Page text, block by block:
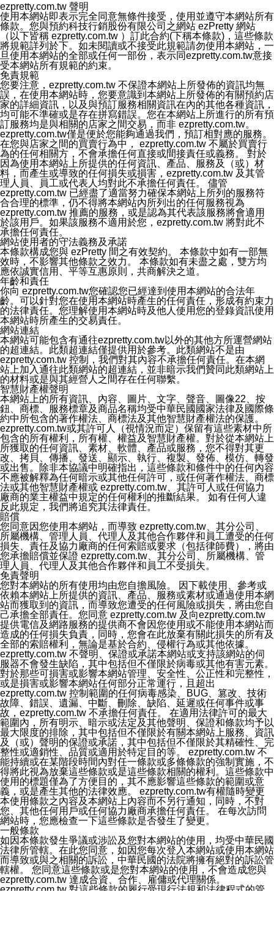
人及相關利害關係人之權益、售後服務、經營合於營業登
記項目或組織章程所定之業務及執行職務或業務之必要範
圍內等以及為本公司行銷等目的，依照各該服務之性質，
蒐集、處理及利用您的個人資料。
2.本公司僅蒐集為執行上述特定目的所必要提供之個人資
料，並在前揭特定目的存續期間及法令規定之期間內，以
有利於達成前揭特定目的之方式(包括但不限於電腦處理、
郵寄、電話、傳真)，於中華民國境內及法令許可之範圍內
加以處理及利用。
七、資料安全性
1、本公司ezPretty網站平台使用企業標準慣例來保護您個
人辨認資料的秘密性，特別使用最高等級亞馬遜機房及防
火牆來強化資訊安全，防止駭客攻擊以及異地備援。
2.本公司ezPretty網站將資料視為必須保護其免於滅失及未
經授權而存取的資產，本公司使用多項安全措施以保護此
類資料免於公司內外部的會員未經授權的存取。
八、查詢或更正的方式
用戶個人資料有變更、或發現個人資料不正確的時候，可
以隨時在本公司ezPretty網站中要求更正，包括要求停止
寄發相關訊息等。
九、Instagram貼文同步功能
您可以透過ezPretty店家系統後台所提供Instagram貼文同
步功能，來將Instagram的貼文同步到 ezPretty 的作品集，
使用此功能您需要授權本公司存取您的Instagram帳號，您
的授權將僅用於同步您的貼文至店家系統。
十、取消Instagram授權方式
如果您有使用ezPretty網站所提供Instagram貼文同步功
能，您可以於任何時間取消您的 Instagram 授權，只需要
透過電子郵件和服務人員聯絡，本公司會盡快清除您的授
權資料，或是您可以登入店家系統後台使用取消授權功
能，系統將立即清除您的授權資料，並完全清除您透過此
功能所同步的Instagram貼文。
十一、取消帳號資料方式
如果您有使用本公司ezPretty網站所提供功能，您可以於
任何時間取消您的帳號或是資料，只需要透過電子郵件( e-
mail:[email protected])和服務人員聯絡，本公司會盡快清
除您的帳號和相關資料。
十二、隱私權聲明的更新
本公司將不定時更新隱私權聲明，以反映服務的變更和顧
客的意見反應。當本公司更新此隱私權聲明，您將在
ezPretty網站 首頁上看到隱私權聲明連結旁的 "updated"
註記。如果聲明的內容有所變更，或是處理您個人資訊的
方式有所變動，本公司一定會先更新隱私權聲明才會接著
執行該項變更措施。本公司鼓勵您定期檢視隱私權聲明，
以得知 ezPretty 網站如何保護您的個人資訊。
十三、自我保護措施
請妥善保管您的使用者名稱、密碼及個人資料，不要提供
給任何人。在您完成個人化服務之使用後，請務必記得登
出帳號。若您是與他人共享電腦或使用公共電腦，切記要
關閉瀏覽器視窗，以防止他人讀取您的個人資料、信件或
進入所機關管理區。
十四、傳送宣傳本站資訊或電子郵件之政策
您同意本公司網站，透過您所提供的郵件地址與您取得聯
絡並傳送或宣傳本網站各項服務之資料或電子郵件供您參
考。您能依照該資料或電子郵件所指示之方法、說明或功
能連結，隨時停止接收這些資料或電子郵件。
十五、訊息通知
本公司/本服務將以通知型訊息傳送重要訊息給您。即使未
加入本公司/本服務好友，您仍可接收到通知型訊息。
本公司/本服務傳送之通知型訊息以對您有效且重要的訊息
為限，以廣告或其他目的的訊息皆不會被傳送。滿足以下
三個條件者，將可收到通知型訊息。
1.LINE 帳號設定的電話號碼與本公司/本服務所傳來的電
話號碼比對相符。
2.該 LINE 帳號已在 LINE APP 設定中，同意接收通知型
訊息。
3.LINE 帳號未封鎖傳送訊息之 LINE 官方帳號。
欲變更通知型訊息的設定，操作如下：
1.點選「主頁」＞「設定」
2.點選「隱私設定」
3.點選「提供使用資料」
4.點選「LINE通知型訊息」
5.開關「接收LINE通知型訊息」
❗️關閉「接收通知型訊息」後，將不會接收到來自任何企業
官方帳號或認證官方帳號的通知型訊息。
ezpretty.com.tw 聲明
使用本網站即表示完全同意無條件接受，使用並遵守本網站所有
條款。您與預約科技行銷股份有限公司之網站 ezPretty 網站
（以下皆稱 ezpretty.com.tw ）訂此合約(下稱本條款)，這些條款
將規範詳列於下。如未閱讀或不接受此規範請勿使用本網站，一
旦使用本網站的全部或任何一部份，表示同ezpretty.com.tw意接
受本網站所有規範的約束。
免責規範
您要注意，ezpretty.com.tw 不保證本網站上所發佈的資訊均無
誤，在使用本網站時，您要意識到本網站上所發佈的有關預約店
家的詳細資訊，以及與預訂服務相關資訊在內的其他各種資訊，
均可能不準確或是存在拼寫錯誤。您在本網站上所進行的所有預
訂服務均是與相關的店家之間交易，而非 ezpretty.com.tw。
ezpretty.com.tw僅是便於您能夠通過我們，預訂相對應的服務。
在您與店家之間的買賣行為中， ezpretty.com.tw 不屬於買賣行
為的任何相關方，不會承擔任何直接或間接責任或義務。 對於
因為使用本網站上所提供的任何資訊、產品、服務及（或）材
料，而產生或導致的任何損失或損害，ezpretty.com.tw 及其管
理人員、員工或代表人均對此不承擔任何責任。 儘管
ezpretty.com.tw 已經盡了適當努力確保本網站上所列的服務符
合合理的標準，仍不得將本網站內所列出的任何服務視為
ezpretty.com.tw 推薦的服務，或是認為其代表該服務將會適用
於該用戶。如果該服務不適用於您，ezpretty.com.tw 將對此不
承擔任何責任。
網站使用者的守法義務及承諾
本條款構成您與 ezPretty 間之有效契約。 本條款中如有一部無
效時，不影響其他條款之效力。 本條款如有未盡之處，雙方均
應依誠實信用、平等互惠原則，共商解決之道。
年齡和責任
你向 ezpretty.com.tw您確認您已經達到使用本網站的合法年
齡。可以針對您在使用本網站時產生的任何責任，形成有約束力
的法律責任。您理解使用本網站時及他人使用您的登錄資訊使用
本網站時所產生的交易責任。
網站連結
本網站可能包含有通往ezpretty.com.tw以外的其他方所運營網站
的超連結。此類超連結僅提供用於參考。此類網站不是由
ezpretty.com.tw 控制，我們對其內容不承擔任何責任。在本網
站上加入通往此類網站的超連結，並非暗示我們贊同此類網站上
的材料或是與其經營人之間存在任何聯繫。
智慧財產權聲明
本網站上的所有資訊、內容、圖片、文字、聲音、圖像22、按
鈕、商標、服務標章及商品名稱均受中華民國國家法律及國際條
約中所包含的著作權法、商標法及其他智慧財產權法的保護。
ezpretty.com.tw或其許可人（視情況而定）保留有這些素材中所
包含的所有權利，所有權、權益及智慧財產權。對於從本網站上
所獲取的任何資訊、素材、軟體、產品或服務，您不得對其更
改、拷貝、傳播、發送、顯示、執行、複製、發佈、模仿、轉發
或出售。除非本協議中明確指出，這些條款和條件中的任何內容
不應被解釋為任何暗示或其他任何許可，或任何著作權法、商標
法或其他智慧財產權或 ezpretty.com.tw、其許可人或任何協力
廠商的業主權益中規定的任何權利的推斷結果。 如有任何人違
反此規定，我們將追究其法律責任。
賠償
您同意因您使用本網站，而導致 ezpretty.com.tw、其分公司、
所屬機構、管理人員、代理人及其他合作夥伴和員工遭受的任何
損失、責任及協力廠商的任何索賠或要求（包括律師費），將由
您承擔賠償並保證 ezpretty.com.tw、其分公司、所屬機構、管
理人員、代理人及其他合作夥伴和員工不受損失。
免責聲明
您對本網站的所有使用均由您自擔風險。 因下載使用、參考或
依賴本網站上所提供的資訊、產品、服務或素材或通過使用本網
站而獲取到的資訊，而導致您遭受的任何風險或損失，將由您自
己承擔全部責任。您同意 ezpretty.com.tw 及向ezpretty.com.tw
提供電信及網路服務的提供商不會因您使用或不能使用本網站而
造成的任何損失負責，同時，您會在此放棄有關此損失的所有及
全部的索賠權利，無論是基於合約、侵權行為或其他依據。
ezpretty.com.tw 不聲明、保證或承諾本網站或支持該網站的伺
服器不會發生缺陷，其中包括但不僅限於病毒或其他有害元素。
對於那些可損害或影響本網站管理、安全性、公正性和完整性，
或是損害或影響本網站任何部分正常運行，且超出
ezpretty.com.tw 控制範圍的任何病毒感染、BUG、篡改、技術
故障、錯誤、遺漏、中斷、刪除、缺陷、延遲或任何事件或事
故，ezpretty.com.tw 不承擔任何責任。 在適用法律許可的最大
範圍內，所有明示、暗示或法定及其他聲明、保證和條款均予以
最大限度的排除，其中包括但不僅限於有關本網站上服務、資訊
及（或）聲明的保證或承諾，其中包括但不僅限於其精確性、完
整性或適銷性、品質或適用於特定目的等。 ezpretty.com.tw 不
能持續或在某階段時間內對任一條款或多條條款的強制實施，不
得將此視為放棄這些條款或是這些條款相關的權利。這些條款中
使用的標題僅為了方便目的，其不應影響這些條款的範圍或意
義，或是產生其他的法律效應。 ezpretty.com.tw有權隨時變更
本使用條款之內容及本網站上內容而不另行通知，同時，不對
您、其他任何用戶或任何協力廠商承擔任何責任。 在每次訪問
網站時，您應檢查一下這些條款是否發生了變更。
一般條款
如因本條款發生爭議或涉訟及您對本網站的使用，均受中華民國
法律所管轄。在此您同意，如因您每次登入本網站或使用本網站
而導致或與之相關的訴訟，中華民國的法院將擁有絕對的訴訟管
轄權。 您同意這些條款或是您對本網站的使用，不會造成您與
ezpretty.com.tw 達成合資、合作、雇傭或代理關係。
ezpretty.com.tw 對這些條款的履行受現行法規和法律程式的管